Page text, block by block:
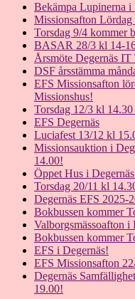
Bekämpa Lupinerna i
Missionsafton Lördag
Torsdag 9/4 kommer
BASAR 28/3 kl 14-
Årsmöte Degernäs
DSF årsstämma
EFS Missionsafton
Missionshus!
Torsdag 12/3 kl
EFS Degernäs
Luciafest 13/12 kl
Missionsauktion i
14.00!
Öppet Hus i
Torsdag 20/11 kl
Degernäs EFS 2025-
Bokbussen kommer
Valborgsmässoafton i
Bokbussen kommer
EFS i Degernäs!
EFS Missionsafton
Degernäs
19.00!